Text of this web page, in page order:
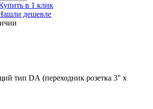
в 1 клик
дешевле
тип DА (переходник розетка 3" х